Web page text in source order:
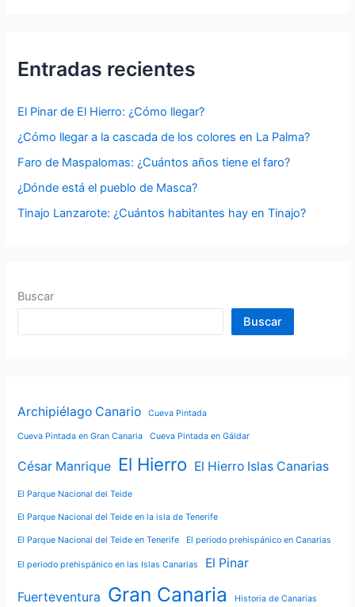
r
r
:
Entradas recientes
El Pinar de El Hierro: ¿Cómo llegar?
¿Cómo llegar a la cascada de los colores en La Palma?
Faro de Maspalomas: ¿Cuántos años tiene el faro?
¿Dónde está el pueblo de Masca?
Tinajo Lanzarote: ¿Cuántos habitantes hay en Tinajo?
Buscar
Buscar
Archipiélago Canario Cueva Pintada
Cueva Pintada en Gran Canaria Cueva Pintada en Gáldar
César Manrique El Hierro El Hierro Islas Canarias
El Parque Nacional del Teide
El Parque Nacional del Teide en la isla de Tenerife
El Parque Nacional del Teide en Tenerife El periodo prehispánico en Canarias
El periodo prehispánico en las Islas Canarias El Pinar
Fuerteventura Gran Canaria Historia de Canarias